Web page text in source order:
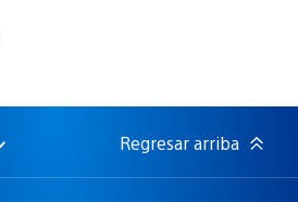
Regresar arriba